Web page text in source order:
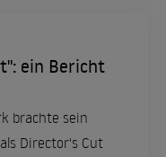
– der
ein Bericht
brachte sein
Director's Cut